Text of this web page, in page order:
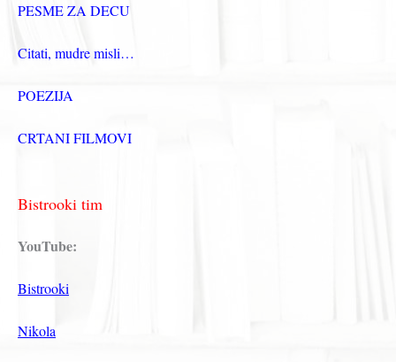
PESME ZA DECU
Citati, mudre misli…
POEZIJA
CRTANI FILMOVI
Bistrooki tim
YouTube:
Bistrooki
Nikola